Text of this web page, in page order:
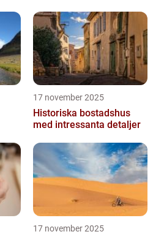
17 november 2025
Historiska bostadshus
med intressanta detaljer
17 november 2025